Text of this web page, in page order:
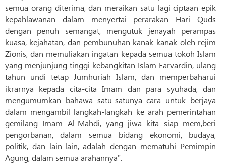
semua orang diterima, dan meraikan satu lagi ciptaan epik
kepahlawanan dalam menyertai perarakan Hari Quds
dengan penuh semangat, mengutuk jenayah perampas
kuasa, kejahatan, dan pembunuhan kanak-kanak oleh rejim
Zionis, dan memuliakan ingatan kepada semua tokoh Islam
yang menjunjung tinggi kebangkitan Islam Farvardin, ulang
tahun undi tetap Jumhuriah Islam, dan memperbaharui
ikrarnya kepada cita-cita Imam dan para syuhada, dan
mengumumkan bahawa satu-satunya cara untuk berjaya
dalam mengambil langkah-langkah ke arah pemerintahan
gemilang Imam Al-Mahdi, yang jiwa kita siap mem,beri
pengorbanan, dalam semua bidang ekonomi, budaya,
politik, dan lain-lain, adalah dengan mematuhi Pemimpin
Agung, dalam semua arahannya".